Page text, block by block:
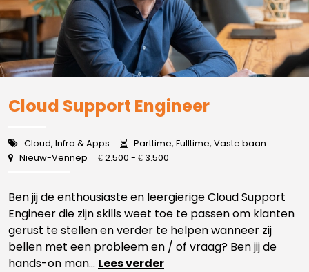
Cloud Support Engineer
Cloud, Infra & Apps
Parttime, Fulltime, Vaste baan
Nieuw-Vennep
€ 2.500 - € 3.500
Ben jij de enthousiaste en leergierige Cloud Support
Engineer die zijn skills weet toe te passen om klanten
gerust te stellen en verder te helpen wanneer zij
bellen met een probleem en / of vraag? Ben jij de
hands-on man... Lees verder